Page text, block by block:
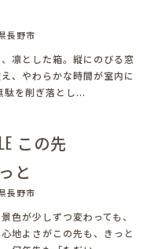
長野市
凛とした箱。縦にのびる窓
、やわらかな時間が室内に
駄を削ぎ落とし...
この先
と
長野市
色が少しずつ変わっても、
地よさがこの先も、きっと